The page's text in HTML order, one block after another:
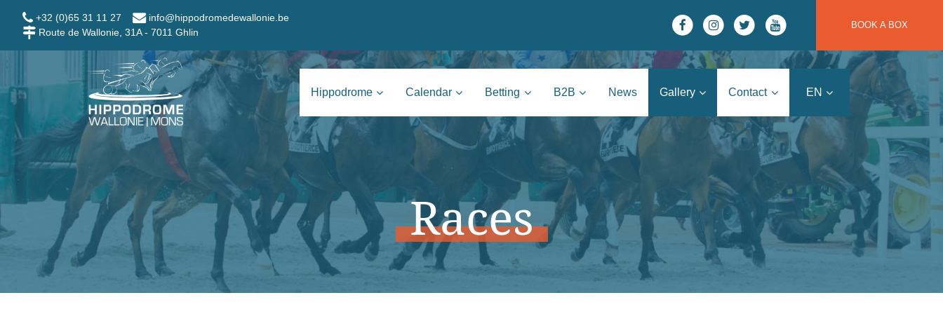
+32 (0)65 31 11 27
info@hippodromedewallonie.be
Route de Wallonie, 31A - 7011 Ghlin
BOOK A BOX
Hippodrome Wallonie | Mons
Hippodrome Calendar Betting B2B News Gallery Contact EN
Races